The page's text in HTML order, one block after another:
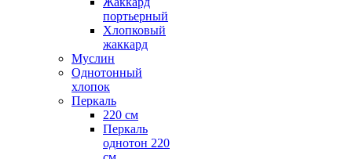
портьерный
Хлопковый
жаккард
Муслин
Однотонный
хлопок
Перкаль
220 см
Перкаль
однотон 220